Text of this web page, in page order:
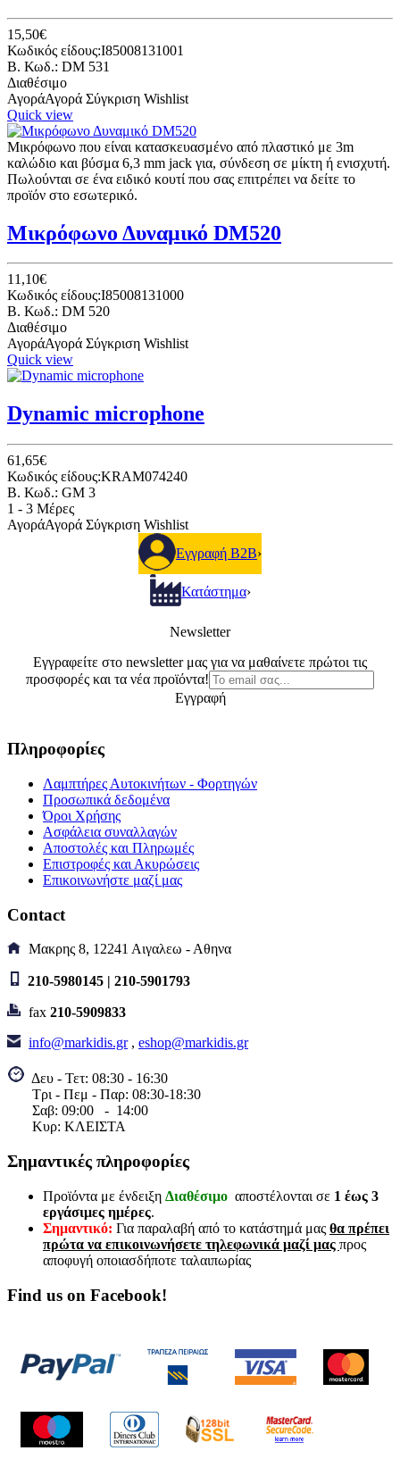
15,50€
Κωδικός είδους:I85008131001
B. Κωδ.: DM 531
Διαθέσιμο
ΑγοράΑγορά Σύγκριση Wishlist
Quick view
Μικρόφωνο που είναι κατασκευασμένο από πλαστικό με 3m
καλώδιο και βύσμα 6,3 mm jack για, σύνδεση σε μίκτη ή ενισχυτή.
Πωλούνται σε ένα ειδικό κουτί που σας επιτρέπει να δείτε το
προϊόν στο εσωτερικό.
Μικρόφωνο Δυναμικό DM520
11,10€
Κωδικός είδους:I85008131000
B. Κωδ.: DM 520
Διαθέσιμο
ΑγοράΑγορά Σύγκριση Wishlist
Quick view
Dynamic microphone
61,65€
Κωδικός είδους:KRAM074240
B. Κωδ.: GM 3
1 - 3 Μέρες
ΑγοράΑγορά Σύγκριση Wishlist
Εγγραφή B2B›
Κατάστημα›
Newsletter
Εγγραφείτε στο newsletter μας για να μαθαίνετε πρώτοι τις
προσφορές και τα νέα προϊόντα!
Εγγραφή
Πληροφορίες
Λαμπτήρες Αυτοκινήτων - Φορτηγών
Προσωπικά δεδομένα
Όροι Χρήσης
Ασφάλεια συναλλαγών
Αποστολές και Πληρωμές
Επιστροφές και Ακυρώσεις
Επικοινωνήστε μαζί μας
Contact
Μακρης 8, 12241 Αιγαλεω - Αθηνα
210-5980145 | 210-5901793
fax 210-5909833
info@markidis.gr, eshop@markidis.gr
Δευ - Τετ: 08:30 - 16:30
Τρι - Πεμ - Παρ: 08:30-18:30
Σαβ: 09:00 - 14:00
Κυρ: ΚΛΕΙΣΤΑ
Σημαντικές πληροφορίες
Προϊόντα με ένδειξη Διαθέσιμο αποστέλονται σε 1 έως 3
εργάσιμες ημέρες.
Σημαντικό: Για παραλαβή από το κατάστημά μας θα πρέπει
πρώτα να επικοινωνήσετε τηλεφωνικά μαζί μας προς
αποφυγή οποιασδήποτε ταλαιπωρίας
Find us on Facebook!